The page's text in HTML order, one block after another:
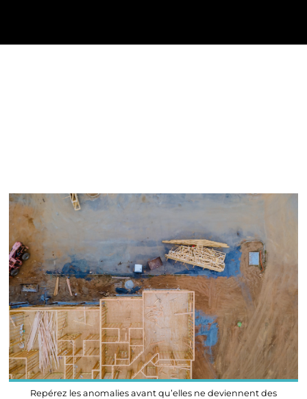
Repérez les anomalies avant qu’elles ne deviennent des